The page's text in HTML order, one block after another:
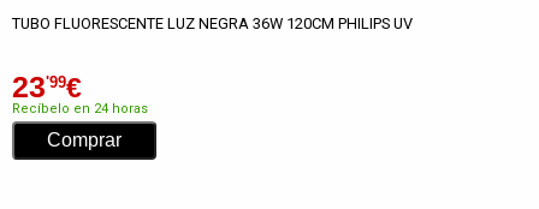
TUBO FLUORESCENTE LUZ NEGRA 36W 120CM PHILIPS UV
23'99€
Recíbelo en 24 horas